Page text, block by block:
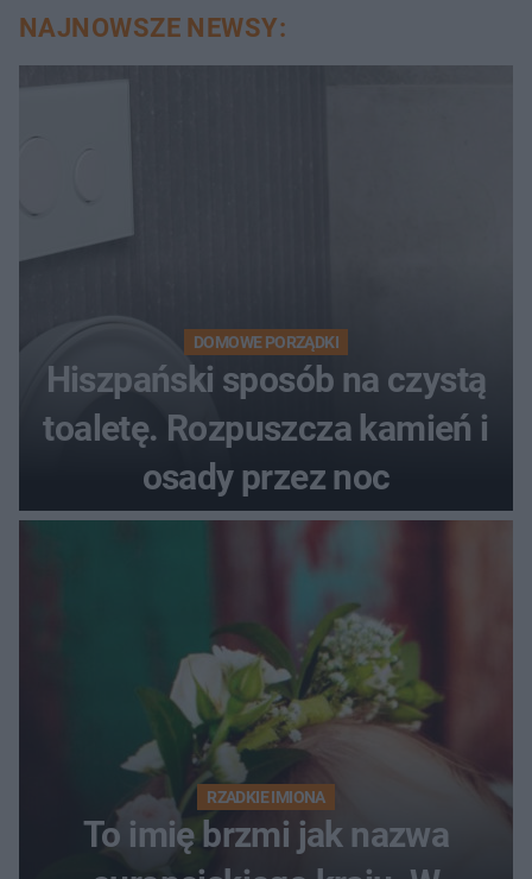
NAJNOWSZE NEWSY:
DOMOWE PORZĄDKI
Hiszpański sposób na czystą
toaletę. Rozpuszcza kamień i
osady przez noc
RZADKIE IMIONA
To imię brzmi jak nazwa